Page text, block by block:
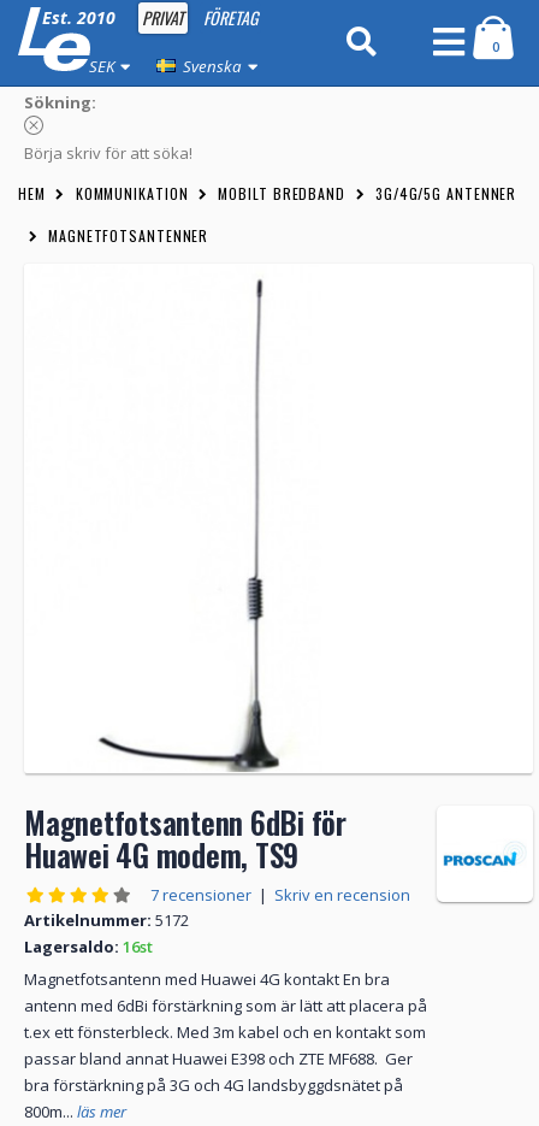
Est. 2010 PRIVAT FÖRETAG
SEK Svenska
0
Sökning:
Börja skriv för att söka!
HEM KOMMUNIKATION MOBILT BREDBAND 3G/4G/5G ANTENNER
MAGNETFOTSANTENNER
Magnetfotsantenn 6dBi för
Huawei 4G modem, TS9
7 recensioner | Skriv en recension
Artikelnummer: 5172
Lagersaldo: 16st
Magnetfotsantenn med Huawei 4G kontakt En bra
antenn med 6dBi förstärkning som är lätt att placera på
t.ex ett fönsterbleck. Med 3m kabel och en kontakt som
passar bland annat Huawei E398 och ZTE MF688. Ger
bra förstärkning på 3G och 4G landsbyggdsnätet på
800m... läs mer